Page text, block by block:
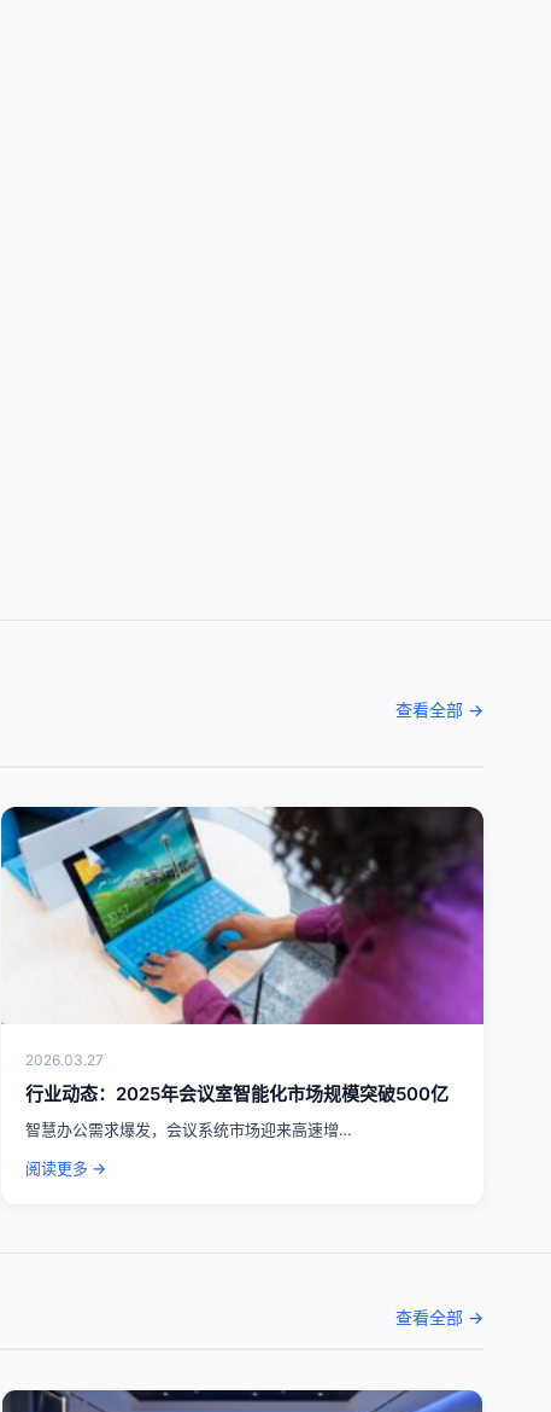
查看全部 →
2026.03.27
行业动态：2025年会议室智能化市场规模突破500亿
智慧办公需求爆发，会议系统市场迎来高速增…
阅读更多 →
查看全部 →